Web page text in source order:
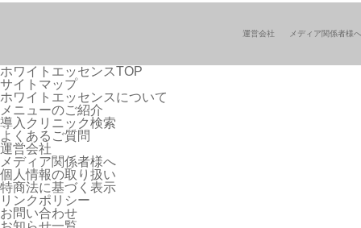
運営会社 メディア関係者様へ
ホワイトエッセンスTOP
サイトマップ
ホワイトエッセンスについて
メニューのご紹介
導入クリニック検索
よくあるご質問
運営会社
メディア関係者様へ
個人情報の取り扱い
特商法に基づく表示
リンクポリシー
お問い合わせ